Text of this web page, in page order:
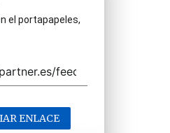
el portapapeles,
ENLACE